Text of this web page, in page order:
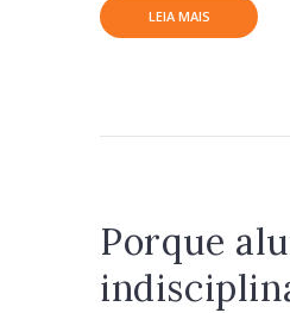
LEIA MAIS
Porque